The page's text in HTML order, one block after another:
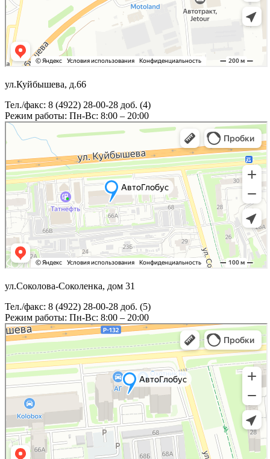
ул.Куйбышева, д.66
Тел./факс: 8 (4922) 28-00-28 доб. (4)
Режим работы: Пн-Вс: 8:00 – 20:00
ул.Соколова-Соколенка, дом 31
Тел./факс: 8 (4922) 28-00-28 доб. (5)
Режим работы: Пн-Вс: 8:00 – 20:00